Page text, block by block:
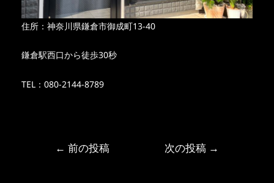
住所：神奈川県鎌倉市御成町13-40
鎌倉駅西口から徒歩30秒
TEL：080-2144-8789
← 前の投稿 次の投稿 →